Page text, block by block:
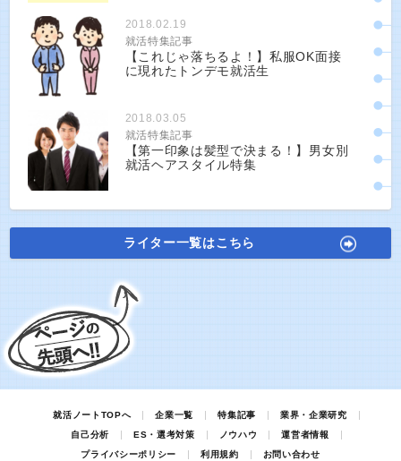
2018.02.19
就活特集記事
【これじゃ落ちるよ！】私服OK面接
に現れたトンデモ就活生
2018.03.05
就活特集記事
【第一印象は髪型で決まる！】男女別
就活ヘアスタイル特集
ライター一覧はこちら
就活ノートTOPへ 企業一覧 特集記事
業界・企業研究
自己分析
ES・選考対策 ノウハウ
運営者情報
プライバシーポリシー
利用規約 お問い合わせ